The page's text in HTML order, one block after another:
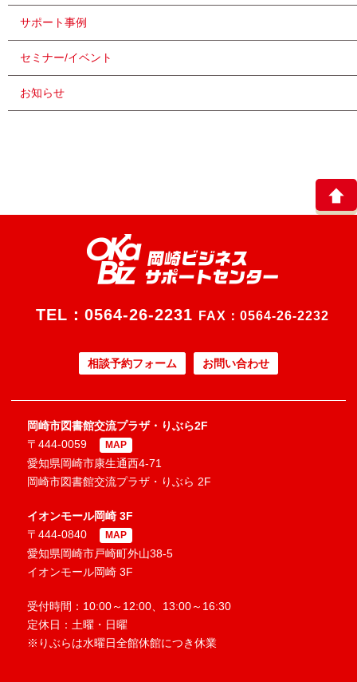
サポート事例
セミナー/イベント
お知らせ
TEL： 0564-26-2231 FAX：0564-26-2232
相談予約フォーム お問い合わせ
岡崎市図書館交流プラザ・りぶら2F
〒444-0059
MAP
愛知県岡崎市康生通西4-71
岡崎市図書館交流プラザ・りぶら 2F
イオンモール岡崎 3F
〒444-0840
MAP
愛知県岡崎市戸崎町外山38-5
イオンモール岡崎 3F
受付時間：10:00～12:00、13:00～16:30
定休日：土曜・日曜
※りぶらは水曜日全館休館につき休業